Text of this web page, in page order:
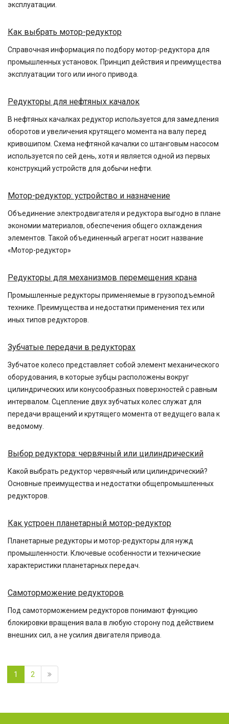
эксплуатации.
Как выбрать мотор-редуктор
Справочная информация по подбору мотор-редуктора для
промышленных установок. Принцип действия и преимущества
эксплуатации того или иного привода.
Редукторы для нефтяных качалок
В нефтяных качалках редуктор используется для замедления
оборотов и увеличения крутящего момента на валу перед
кривошипом. Схема нефтяной качалки со штанговым насосом
используется по сей день, хотя и является одной из первых
конструкций устройств для добычи нефти.
Мотор-редуктор: устройство и назначение
Объединение электродвигателя и редуктора выгодно в плане
экономии материалов, обеспечения общего охлаждения
элементов. Такой объединенный агрегат носит название
«Мотор-редуктор»
Редукторы для механизмов перемещения крана
Промышленные редукторы применяемые в грузоподъемной
технике. Преимущества и недостатки применения тех или
иных типов редукторов.
Зубчатые передачи в редукторах
Зубчатое колесо представляет собой элемент механического
оборудования, в которые зубцы расположены вокруг
цилиндрических или конусообразных поверхностей с равным
интервалом. Сцепление двух зубчатых колес служат для
передачи вращений и крутящего момента от ведущего вала к
ведомому.
Выбор редуктора: червячный или цилиндрический
Какой выбрать редуктор червячный или цилиндрический?
Основные преимущества и недостатки общепромышленных
редукторов.
Как устроен планетарный мотор-редуктор
Планетарные редукторы и мотор-редукторы для нужд
промышленности. Ключевые особенности и технические
характеристики планетарных передач.
Самоторможение редукторов
Под самоторможением редукторов понимают функцию
блокировки вращения вала в любую сторону под действием
внешних сил, а не усилия двигателя привода.
1 2